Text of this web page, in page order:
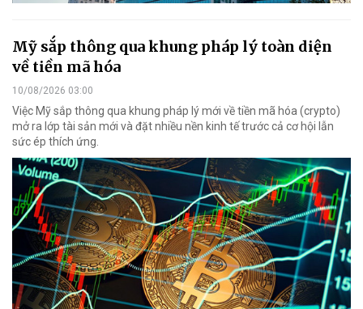
Mỹ sắp thông qua khung pháp lý toàn diện
về tiền mã hóa
10/08/2026 03:00
Việc Mỹ sắp thông qua khung pháp lý mới về tiền mã hóa (crypto)
mở ra lớp tài sản mới và đặt nhiều nền kinh tế trước cả cơ hội lẫn
sức ép thích ứng.